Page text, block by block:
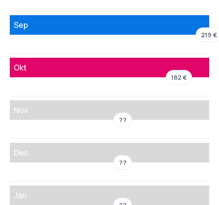
Sep
219 €
Okt
182 €
Nov
??
Dec
??
Jan